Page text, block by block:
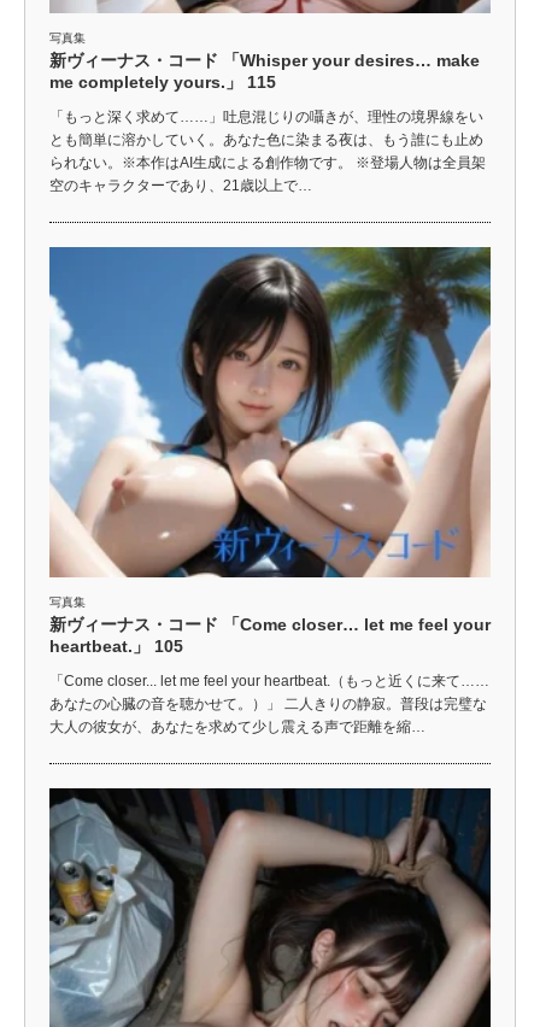
写真集
新ヴィーナス・コード 「Whisper your desires… make
me completely yours.」 115
「もっと深く求めて……」吐息混じりの囁きが、理性の境界線をい
とも簡単に溶かしていく。あなた色に染まる夜は、もう誰にも止め
られない。※本作はAI生成による創作物です。 ※登場人物は全員架
空のキャラクターであり、21歳以上で…
写真集
新ヴィーナス・コード 「Come closer… let me feel your
heartbeat.」 105
「Come closer... let me feel your heartbeat.（もっと近くに来て……
あなたの心臓の音を聴かせて。）」 二人きりの静寂。普段は完璧な
大人の彼女が、あなたを求めて少し震える声で距離を縮…